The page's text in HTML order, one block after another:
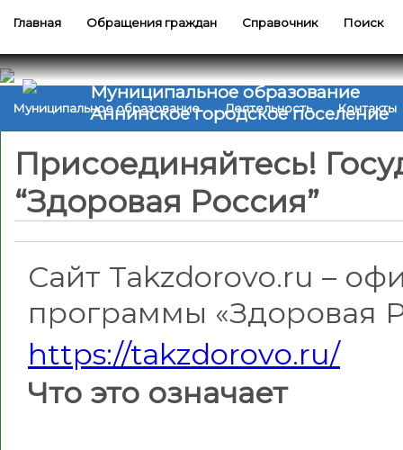
Главная Обращения граждан Справочник Поиск
Муниципальное образование
Аннинское городское поселение
Муниципальное образование Деятельность Контакты
Присоединяйтесь!
“Здоровая Россия”
Сайт Takzdorovo.ru –
программы «Здоровая
https://takzdorovo.ru/
Что это означает